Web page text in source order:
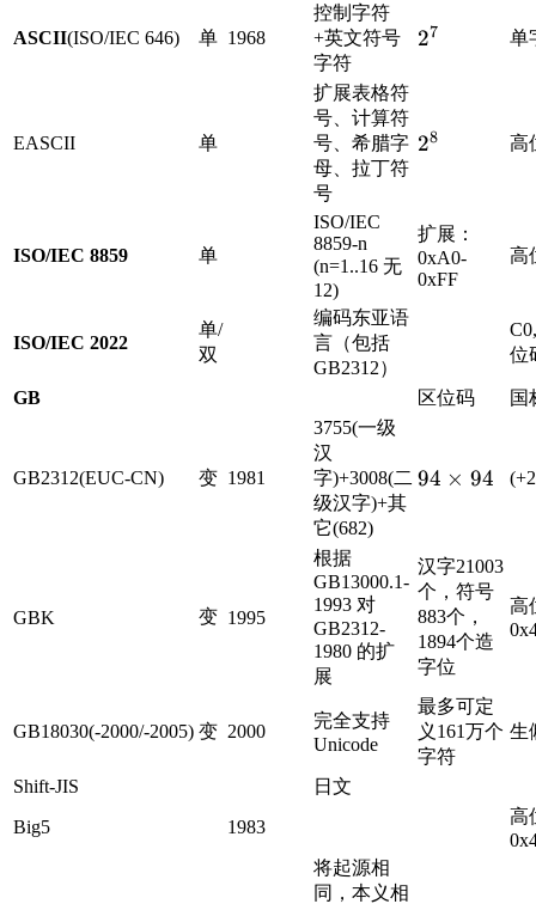
ASCII(ISO/IEC 646) 单 1968
控制字符
+英文符号
字符
2^7
27 单
EASCII 单
扩展表格符
号、计算符
号、希腊字
母、拉丁符
号
2^8
28 高
ISO/IEC 8859 单
ISO/IEC
8859-n
(n=1..16 无
12)
扩展：
0xA0-
0xFF
高
ISO/IEC 2022
单/
双
编码东亚语
言（包括
GB2312）
位
GB 区位码 国
GB2312(EUC-CN) 变 1981
3755(一级
汉
字)+3008(二
级汉字)+其
它(682)
94\times94
94 × 94
GBK 变 1995
根据
GB13000.1-
1993 对
GB2312-
1980 的扩
展
汉字21003
个，符号
883个，
1894个造
字位
高
GB18030(-2000/-2005) 变 2000
完全支持
Unicode
最多可定
义161万个
字符
生
Shift-JIS
日文
Big5
1983
高
将起源相
同，本义相